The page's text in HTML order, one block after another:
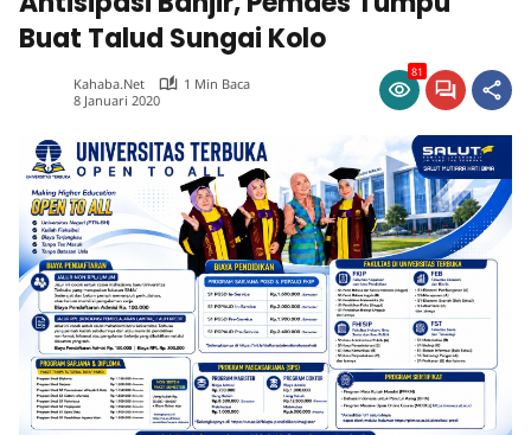
Buat Talud Sungai Kolo
Kahaba.net
1 Min Baca
8 Januari 2020
81